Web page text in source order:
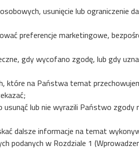
usunięcie lub ograniczenie
preferencje marketingowe,
gdy wycofano zgodę, lub gdy
które na Państwa temat
lub nie wyrazili Państwo zgody
dalsze informacje na temat
podanych w Rozdziale 1